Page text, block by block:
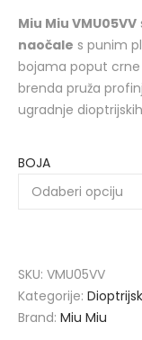
Miu Miu VMU05VV
naočale s punim
bojama poput crne
brenda pruža
ugradnje
BOJA
SKU: VMU05VV
Kategorije:
Brand: Miu Miu